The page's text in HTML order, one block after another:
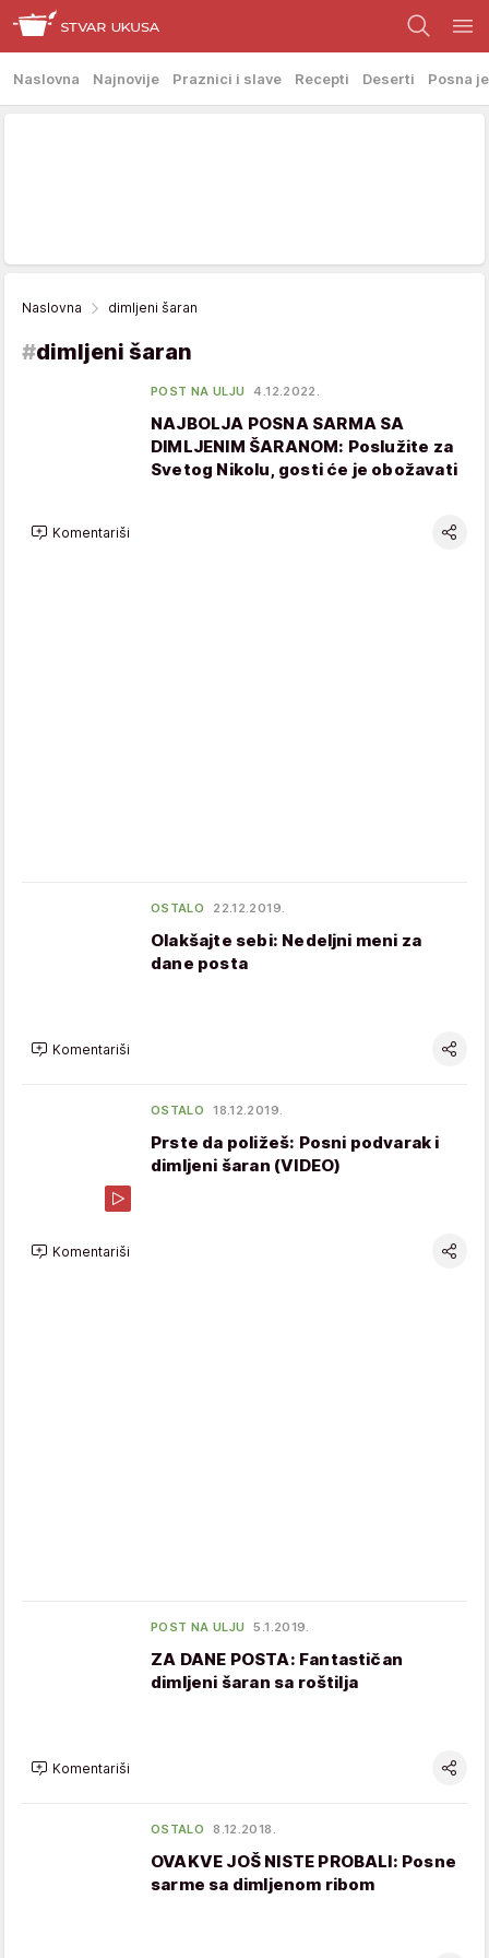
Naslovna Najnovije Praznici i slave Recepti Deserti Posna
Naslovna dimljeni šaran
#dimljeni šaran
POST NA ULJU 4.12.2022.
NAJBOLJA POSNA SARMA SA
DIMLJENIM ŠARANOM: Poslužite za
Svetog Nikolu, gosti će je obožavati
Komentariši
OSTALO 22.12.2019.
Olakšajte sebi: Nedeljni meni za
dane posta
Komentariši
OSTALO 18.12.2019.
Prste da poližeš: Posni podvarak i
dimljeni šaran (VIDEO)
Komentariši
POST NA ULJU 5.1.2019.
ZA DANE POSTA: Fantastičan
dimljeni šaran sa roštilja
Komentariši
OSTALO 8.12.2018.
OVAKVE JOŠ NISTE PROBALI: Posne
sarme sa dimljenom ribom